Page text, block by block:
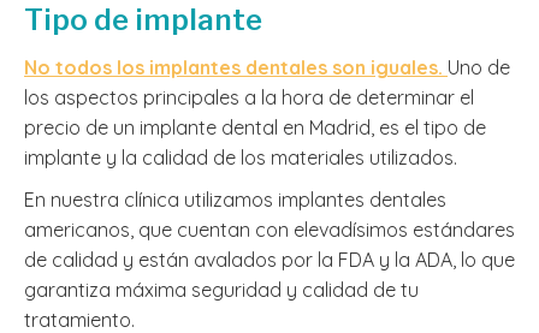
Tipo de implante
No todos los implantes dentales son iguales. Uno de
los aspectos principales a la hora de determinar el
precio de un implante dental en Madrid, es el tipo de
implante y la calidad de los materiales utilizados.
En nuestra clínica utilizamos implantes dentales
americanos, que cuentan con elevadísimos estándares
de calidad y están avalados por la FDA y la ADA, lo que
garantiza máxima seguridad y calidad de tu
tratamiento.